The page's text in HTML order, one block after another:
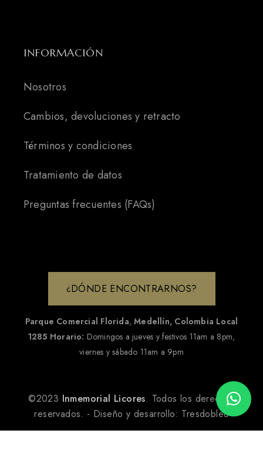
INFORMACIÓN
Nosotros
Cambios, devoluciones y retracto
Términos y condiciones
Tratamiento de datos
Preguntas frecuentes (FAQs)
¿DÓNDE ENCONTRARNOS?
Parque Comercial Florida,Medellín, Colombia Local
1285 Horario: Domingos a jueves y festivos 11am a 8pm,
viernes y sábado 11am a 9pm
©2023 Inmemorial Licores. Todos los derechos
reservados. - Diseño y desarrollo: Tresdobleu